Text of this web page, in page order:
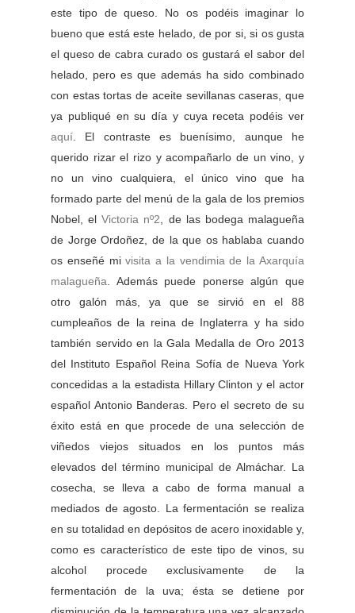
este tipo de queso. No os podéis imaginar lo
bueno que está este helado, de por si, si os gusta
el queso de cabra curado os gustará el sabor del
helado, pero es que además ha sido combinado
con estas tortas de aceite sevillanas caseras, que
ya publiqué en su día y cuya receta podéis ver
aquí. El contraste es buenísimo, aunque he
querido rizar el rizo y acompañarlo de un vino, y
no un vino cualquiera, el único vino que ha
formado parte del menú de la gala de los premios
Nobel, elVictoria nº2, de las bodega malagueña
de Jorge Ordoñez, de la que os hablaba cuando
os enseñé mivisita a la vendimia de la Axarquía
malagueña. Además puede ponerse algún que
otro galón más, ya que se sirvió en el 88
cumpleaños de la reina de Inglaterra y ha sido
también servido en la Gala Medalla de Oro 2013
del Instituto Español Reina Sofía de Nueva York
concedidas a la estadista Hillary Clinton y el actor
español Antonio Banderas. Pero el secreto de su
éxito está en que procede de una selección de
viñedos viejos situados en los puntos más
elevados del término municipal de Almáchar. La
cosecha, se lleva a cabo de forma manual a
mediados de agosto. La fermentación se realiza
en su totalidad en depósitos de acero inoxidable y,
como es característico de este tipo de vinos, su
alcohol procede exclusivamente de la
fermentación de la uva; ésta se detiene por